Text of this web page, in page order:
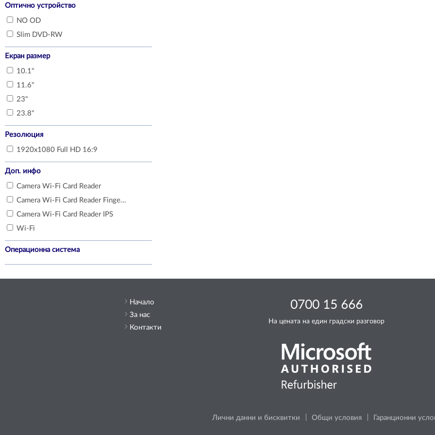
Оптично устройство
NO OD
Slim DVD-RW
Екран размер
10.1"
11.6"
23"
23.8"
Резолюция
1920x1080 Full HD 16:9
Доп. инфо
Camera Wi-Fi Card Reader
Camera Wi-Fi Card Reader Finge...
Camera Wi-Fi Card Reader IPS
Wi-Fi
Операционна система
Начало
За нас
Контакти
0700 15 666
На цената на един градски разговор
Лични данни и бисквитки Общи условия Гаранционни